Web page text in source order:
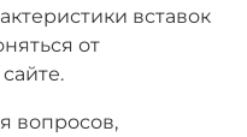
вставок
от
вопросов,